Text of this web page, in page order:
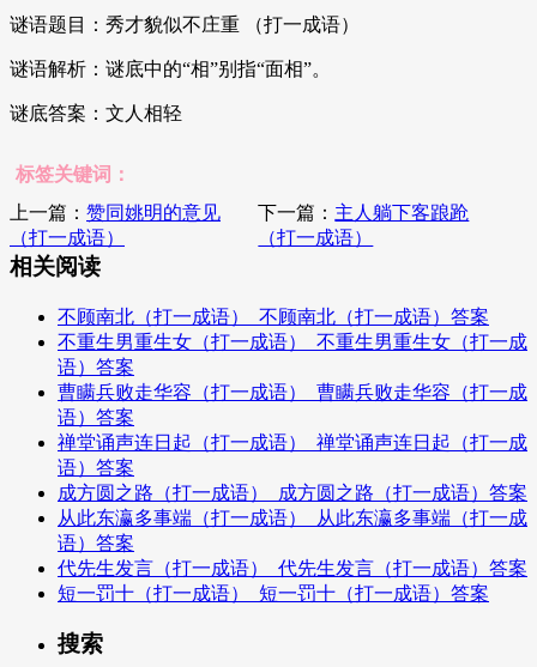
谜语题目：秀才貌似不庄重 （打一成语）
谜语解析：谜底中的“相”别指“面相”。
谜底答案：文人相轻
标签关键词：
上一篇： 赞同姚明的意见
（打一成语）
下一篇： 主人躺下客踉跄
（打一成语）
相关阅读
不顾南北（打一成语）_不顾南北（打一成语）答案
不重生男重生女（打一成语）_不重生男重生女（打一成
语）答案
曹瞒兵败走华容（打一成语）_曹瞒兵败走华容（打一成
语）答案
禅堂诵声连日起（打一成语）_禅堂诵声连日起（打一成
语）答案
成方圆之路（打一成语）_成方圆之路（打一成语）答案
从此东瀛多事端（打一成语）_从此东瀛多事端（打一成
语）答案
代先生发言（打一成语）_代先生发言（打一成语）答案
短一罚十（打一成语）_短一罚十（打一成语）答案
搜索